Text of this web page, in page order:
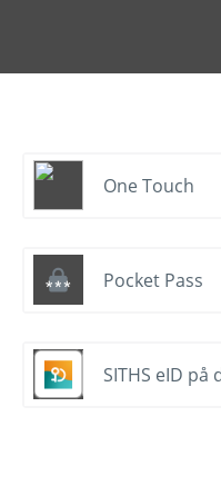
One Touch
Pocket Pass
SITHS eID